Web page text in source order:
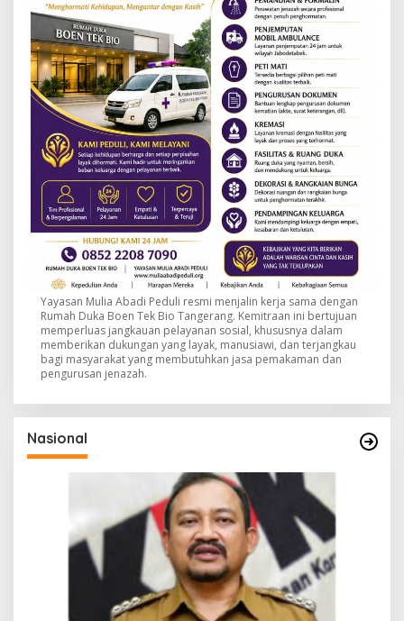
Yayasan Mulia Abadi Peduli resmi menjalin kerja sama dengan
Rumah Duka Boen Tek Bio Tangerang. Kemitraan ini bertujuan
memperluas jangkauan pelayanan sosial, khususnya dalam
memberikan dukungan yang layak, manusiawi, dan terjangkau
bagi masyarakat yang membutuhkan jasa pemakaman dan
pengurusan jenazah.
Nasional